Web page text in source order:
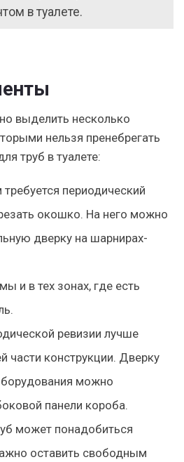
в туалете.
выделить несколько
нельзя пренебрегать
труб в туалете:
периодический
окошко. На него можно
дверку на шарнирах-
и в тех зонах, где есть
ревизии лучше
части конструкции. Дверку
можно
панели короба.
может понадобиться
оставить свободным